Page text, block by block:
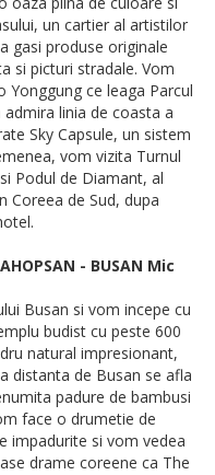
un cartier al artistilor
gasi produse originale
si picturi stradale. Vom
Yonggung ce leaga Parcul
linia de coasta a
Sky Capsule, un sistem
vom vizita Turnul
Podul de Diamant, al
Coreea de Sud, dupa
- BUSAN Mic
Busan si vom incepe cu
budist cu peste 600
natural impresionant,
distanta de Busan se afla
padure de bambusi
face o drumetie de
impadurite si vom vedea
drame coreene ca The